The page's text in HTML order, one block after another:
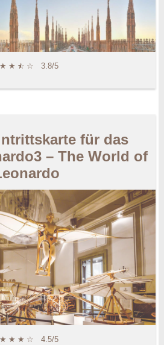
★ ★ ★
☆ ☆ 3.8/5
für das
– The World of
★ ★ ★ ☆ 4.5/5